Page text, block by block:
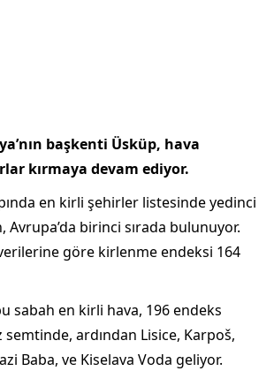
başkenti Üsküp, hava
kırmaya devam ediyor.
en kirli şehirler listesinde yedinci
Avrupa’da birinci sırada bulunuyor.
göre kirlenme endeksi 164
sabah en kirli hava, 196 endeks
ardından Lisice, Karpoš,
Baba, ve Kiselava Voda geliyor.